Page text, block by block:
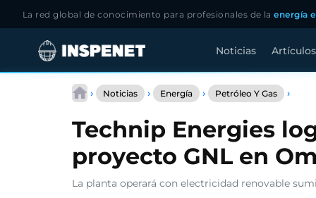
La red global de conocimiento para profesionales de laenergía
Noticias Artículos
› Noticias › Energía › Petróleo Y Gas ›
para
GNL
en
Technip Energies
proyecto GNL en
La planta operará con electricidad renovable